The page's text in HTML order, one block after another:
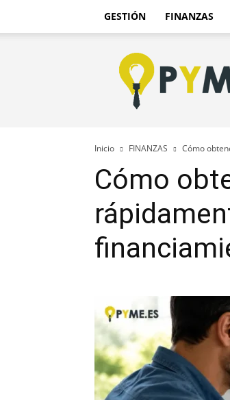
GESTIÓN FINANZAS
Pyme.es
–
Portal
PYME
de
Inicio FINANZAS Cómo
Cómo